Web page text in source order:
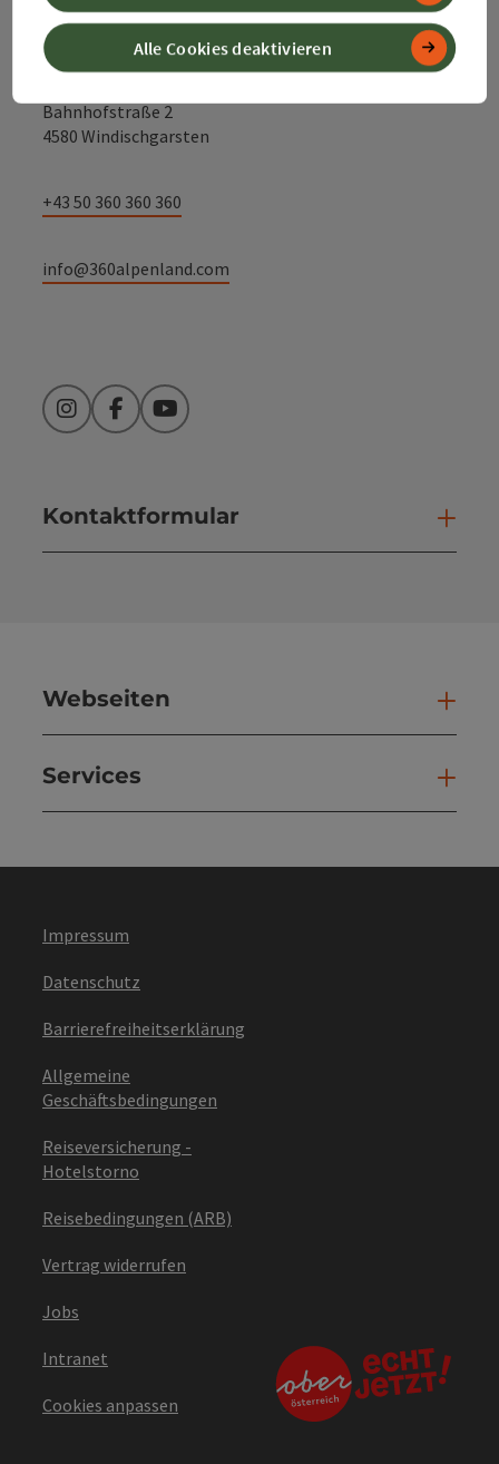
Alpenland Tourismus GmbH
Bahnhofstraße 2
4580 Windischgarsten
+43 50 360 360 360
info@360alpenland.com
InstagramFacebookYouTube
Kontaktformular
Webseiten
Services
Impressum
Datenschutz
Barrierefreiheitserklärung
Allgemeine
Geschäftsbedingungen
Reiseversicherung -
Hotelstorno
Reisebedingungen (ARB)
Vertrag widerrufen
Jobs
Intranet
Cookies anpassen
Alle Cookies deaktivieren